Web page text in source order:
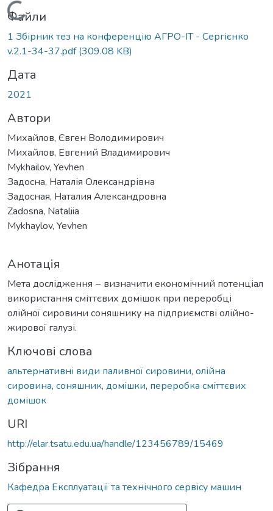
Вантажиться...
Файли
1 Збірник тез на конференцію АГРО-ІТ - Сергієнко
v.2.1-34-37.pdf(309.08 KB)
Дата
2021
Автори
Михайлов, Євген Володимирович
Михайлов, Евгений Владимирович
Mykhailov, Yevhen
Задосна, Наталія Олександрівна
Задосная, Наталия Александровна
Zadosna, Nataliia
Mykhaylov, Yevhen
Анотація
Мета дослідження − визначити економічний потенціал
використання сміттєвих домішок при переробці
олійної сировини соняшнику на підприємстві олійно-
жирової галузі.
Ключові слова
альтернативні види паливної сировини, олійна
сировина, соняшник, домішки, переробка сміттєвих
домішок
URI
http://elar.tsatu.edu.ua/handle/123456789/15469
Зібрання
Кафедра Експлуатації та технічного сервісу машин